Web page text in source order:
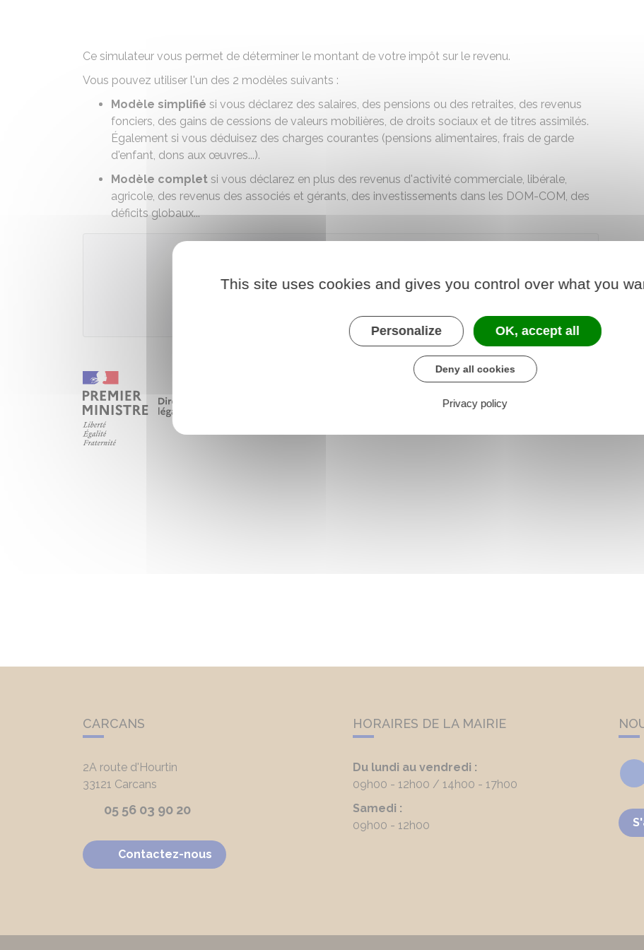
Ce simulateur vous permet de déterminer le montant de votre impôt sur le revenu.
Vous pouvez utiliser l'un des 2 modèles suivants :
Modèle simplifié si vous déclarez des salaires, des pensions ou des retraites, des revenus
fonciers, des gains de cessions de valeurs mobilières, de droits sociaux et de titres assimilés.
Également si vous déduisez des charges courantes (pensions alimentaires, frais de garde
d'enfant, dons aux œuvres...).
Modèle complet si vous déclarez en plus des revenus d'activité commerciale, libérale,
agricole, des revenus des associés et gérants, des investissements dans les DOM-COM, des
déficits globaux...
Accéder au simulateur
Ministère chargé des finances
CARCANS
2A route d'Hourtin
33121 Carcans
05 56 03 90 20
Contactez-nous
HORAIRES DE LA MAIRIE
Du lundi au vendredi :
09h00 - 12h00
14h00 - 17h00
Samedi :
09h00 - 12h00
This site uses cookies and gives you control over what you
Personalize OK, accept all
Deny all cookies
Privacy policy